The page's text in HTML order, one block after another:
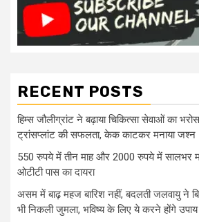
RECENT POSTS
हिम्स जौलीग्रांट ने बढ़ाया चिकित्सा सेवाओं का
ट्रांसप्लांट की सफलता, केक काटकर मनाया जश्न
550 रुपये में तीन माह और 2000 रुपये में सालभर
ओटीटी पास का दायरा
असम में बाढ़ महज बारिश नहीं, बदलती जलवायु ने
भी निकली जुमला, भविष्य के लिए ये करने होंगे उपाय